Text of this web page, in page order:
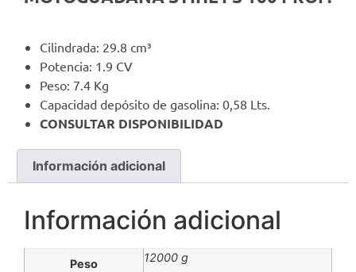
Cilindrada: 29.8 cm³
Potencia: 1.9 CV
Peso: 7.4 Kg
Capacidad depósito de gasolina: 0,58 Lts.
CONSULTAR DISPONIBILIDAD
Información adicional
Información adicional
Peso 12000 g